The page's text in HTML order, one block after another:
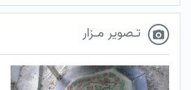
تـصویر مـزار